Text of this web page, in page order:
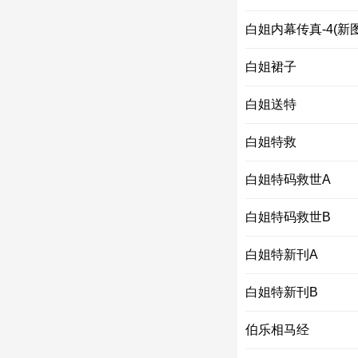
白姐内幕传真-4(新
白姐裙子
白姐送特
白姐特救
白姐特码救世A
白姐特码救世B
白姐特新刊A
白姐特新刊B
伯乐相马经